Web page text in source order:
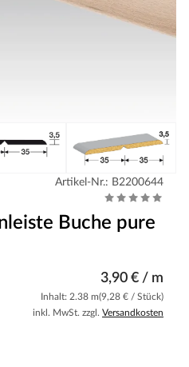
Artikel-Nr.: B2200644
Buche pure
3,90 € / m
Inhalt: 2.38 m(9,28 € / Stück)
inkl. MwSt. zzgl. Versandkosten